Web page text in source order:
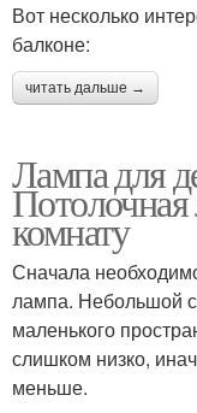
Вот несколько
балконе:
читать дальше →
Лампа для
комнату
Сначала
лампа. Небольшой
маленького
слишком низко,
меньше.